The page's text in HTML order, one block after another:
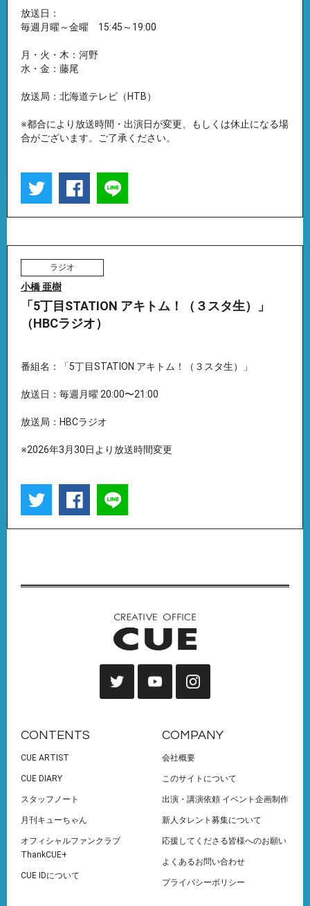
放送日：
毎週月曜～金曜 15:45～19:00
月・火・木：河野
水・金：藤尾
放送局：北海道テレビ（HTB）
※都合により放送時間・出演日が変更、もしくは休止になる場
合がございます。ご了承ください。
ラジオ
小橋 亜樹
「5丁目STATION アキトム！（３スタ生）」
（HBCラジオ）
番組名：「5丁目STATION アキトム！（３スタ生）」
放送日：毎週月曜 20:00〜21:00
放送局：HBCラジオ
※2026年3月30日より放送時間変更
CONTENTS
CUE ARTIST
CUE DIARY
スタッフノート
月刊キューちゃん
オフィシャルファンクラブ
ThankCUE+
CUE IDについて
COMPANY
会社概要
このサイトについて
出演・講演依頼 イベント企画制作
新人タレント募集について
応援してくださる皆様へのお願い
よくあるお問い合わせ
プライバシーポリシー